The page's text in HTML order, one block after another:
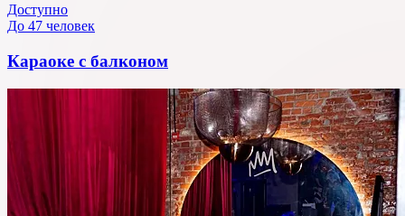
Доступно
До 47 человек
Караоке с балконом